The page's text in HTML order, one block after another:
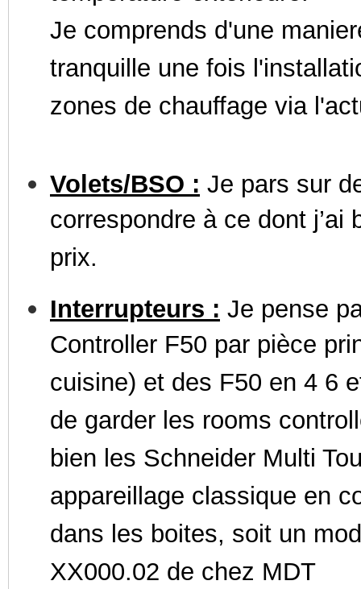
Je comprends d'une
tranquille une fois
zones de chauffage via
Volets/BSO : Je pars sur
correspondre à ce dont
prix.
Interrupteurs : Je pense
Controller F50 par pièce
cuisine) et des F50 en 4 6
de garder les rooms
bien les Schneider Multi
appareillage classique en
dans les boites, soit un
XX000.02 de chez MDT